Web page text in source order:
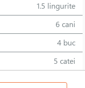
1.5 lingurite
6 cani
4 buc
5 catei